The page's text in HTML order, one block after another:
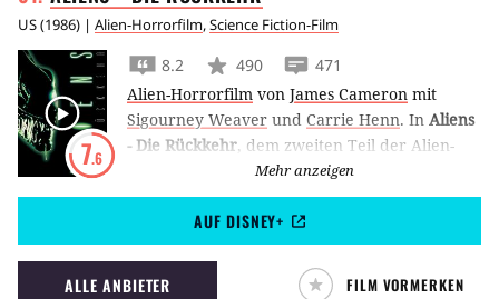
US(1986) | Alien-Horrorfilm,Science Fiction-Film
7.6
8.2 490
471
Alien-Horrorfilm von James Cameron mit
Sigourney Weaver und Carrie Henn. In Aliens
- Die Rückkehr, dem zweiten Teil der Alien-
Reihe, muss Sigourney Weaver ihre
Mitmenschen nach ihrem Kälteschlaf davon
überzeugen, dass Aliens eine Kolonie
bedrohen.
Mehr anzeigen
AUF DISNEY+
ALLE ANBIETER FILM VORMERKEN